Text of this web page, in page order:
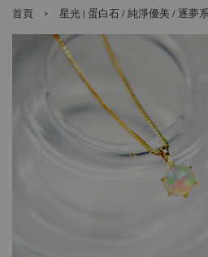
首頁 › 星光 | 蛋白石 / 純淨優美 / 逐夢